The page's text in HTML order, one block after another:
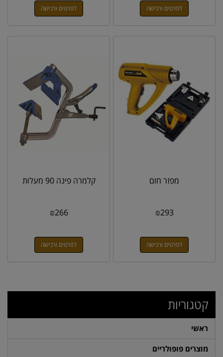
לפרטים ורכישה לפרטים ורכישה
מפזר חום
₪293
לפרטים ורכישה
קלמרה פינה 90 מעלות
₪266
לפרטים ורכישה
קטגוריות
ראשי
מוצרים פופולריים